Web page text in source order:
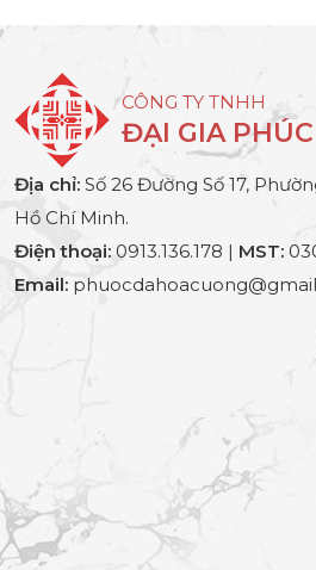
CÔNG TY TNHH
ĐẠI GIA PHÚC
Địa chỉ: Số 26 Đường Số 17,
Hồ Chí Minh.
Điện thoại: 0913.136.178 | MST:
Email: